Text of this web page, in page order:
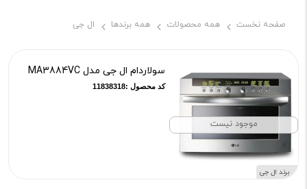
صفحه نخست همه محصولات همه برندها ال جی
موجود نیست
برند ال جی
سولاردام ال جی مدل MA3884VC
کد محصول :11838318